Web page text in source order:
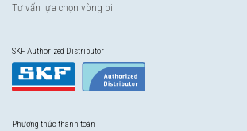
Tư vấn lựa chọn vòng bi
SKF Authorized Distributor
Phương thức thanh toán